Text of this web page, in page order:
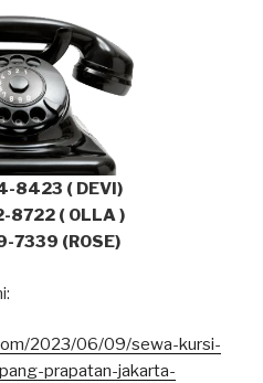
8423 ( DEVI)
( OLLA )
7339 (ROSE)
2023/06/09/sewa-kursi-
prapatan-jakarta-